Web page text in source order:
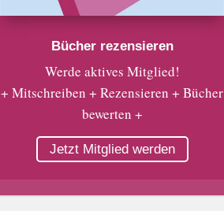
Bücher rezensieren
Werde aktives Mitglied!
+ Mitschreiben + Rezensieren + Bücher
bewerten +
Jetzt Mitglied werden